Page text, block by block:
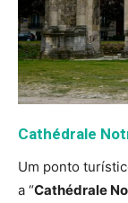
Cathédrale
Um ponto
a “Cathédrale